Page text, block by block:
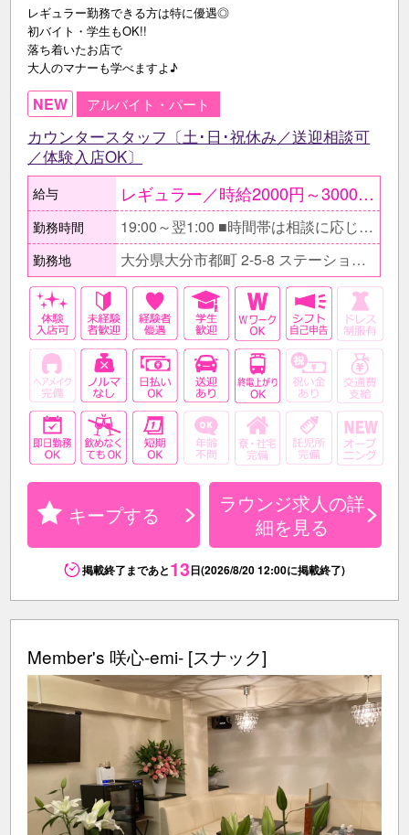
レギュラー勤務できる方は特に優遇◎
初バイト・学生もOK!!
落ち着いたお店で
大人のマナーも学べますよ♪
NEW アルバイト・パート
カウンタースタッフ〔土･日･祝休み／送迎相談可
／体験入店OK〕
給与 レギュラー／時給2000円～3000円 アルバイト／時給1800円～2500円 ●実績手当有 ○日払いOK ≪月収例≫ ★レギュラー勤務の場合 →時給2000円×5h×週5日 ＝月収20万円＋実績手当 ★アルバイトの学生の場合 →時給1800円×4h×週2日 ＝月収5万7600円＋実績手当
勤務時間 19:00～翌1:00 ■時間帯は相談に応じます。 〔アルバイト〕 □終電上がりや用事後の遅出等考慮します。 ■日によって、出勤時間や退勤時間を変えるのもOK。 □無理な残業のお願いなどもちろんありません。
勤務地 大分県大分市都町 2-5-8 ステーション8 2F
キープする
ラウンジ求人の詳
細を見る
掲載終了まであと13日(2026/8/20 12:00に掲載終了)
Member's 咲心-emi- [スナック]